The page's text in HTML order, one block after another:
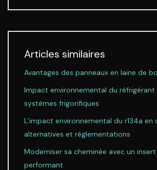
Articles similaires
Avantages des panneaux en laine de
Impact environnemental du réfrigérant
systèmes frigorifiques
L’impact environnemental du r134a en
alternatives et réglementations
Moderniser sa cheminée avec un
performant